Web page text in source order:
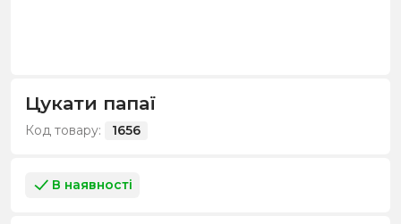
Цукати папаї
Код товару: 1656
В наявності